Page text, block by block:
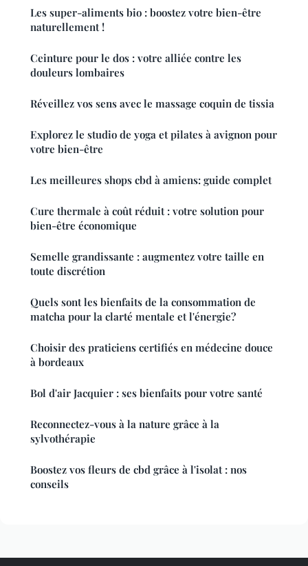
Les super-aliments bio : boostez votre bien-être
naturellement !
Ceinture pour le dos : votre alliée contre les
douleurs lombaires
Réveillez vos sens avec le massage coquin de tissia
Explorez le studio de yoga et pilates à avignon pour
votre bien-être
Les meilleures shops cbd à amiens: guide complet
Cure thermale à coût réduit : votre solution pour
bien-être économique
Semelle grandissante : augmentez votre taille en
toute discrétion
Quels sont les bienfaits de la consommation de
matcha pour la clarté mentale et l'énergie?
Choisir des praticiens certifiés en médecine douce
à bordeaux
Bol d'air Jacquier : ses bienfaits pour votre santé
Reconnectez-vous à la nature grâce à la
sylvothérapie
Boostez vos fleurs de cbd grâce à l'isolat : nos
conseils